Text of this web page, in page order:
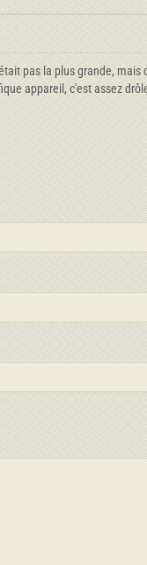
pas la plus grande,
appareil, c'est assez